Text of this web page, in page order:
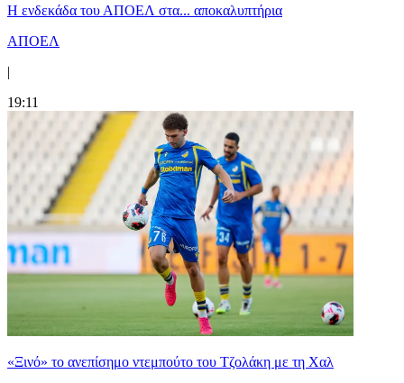
Η ενδεκάδα του ΑΠΟΕΛ στα... αποκαλυπτήρια
ΑΠΟΕΛ
|
19:11
«Ξινό» το ανεπίσημο ντεμπούτο του Τζολάκη με τη Χαλ